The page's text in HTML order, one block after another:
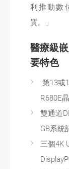
利推動數
質。」
醫療級
要特色
第13或
R680E
雙通道
GB系統
三個4K